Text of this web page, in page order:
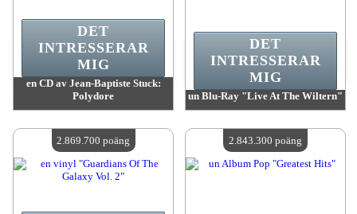
en CD av Jean-Baptiste Stuck:
Polydore
Antal tillgängliga:4
DET
INTRESSERAR
MIG
un Blu-Ray "Live At The Wiltern"
Antal tillgängliga:4
DET
INTRESSERAR
MIG
2.869.700 poäng 2.843.300 poäng